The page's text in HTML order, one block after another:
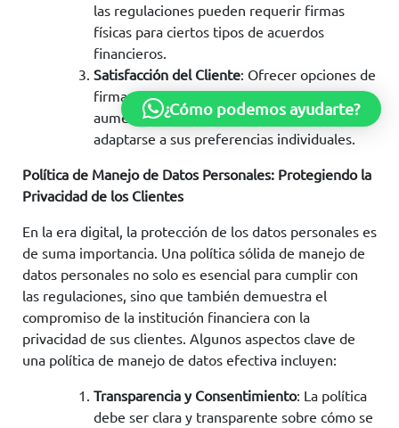
las regulaciones pueden requerir firmas
físicas para ciertos tipos de acuerdos
financieros.
Satisfacción del Cliente: Ofrecer opciones de
firmas tanto digitales como físicas puede
aumentar la satisfacción del cliente al
adaptarse a sus preferencias individuales.
Política de Manejo de Datos Personales: Protegiendo la
Privacidad de los Clientes
En la era digital, la protección de los datos personales es
de suma importancia. Una política sólida de manejo de
datos personales no solo es esencial para cumplir con
las regulaciones, sino que también demuestra el
compromiso de la institución financiera con la
privacidad de sus clientes. Algunos aspectos clave de
una política de manejo de datos efectiva incluyen:
Transparencia y Consentimiento: La política
debe ser clara y transparente sobre cómo se
¿Cómo podemos ayudarte?